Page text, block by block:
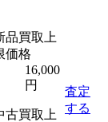
品買取上
価格
16,000
円
古買取上
査定
する